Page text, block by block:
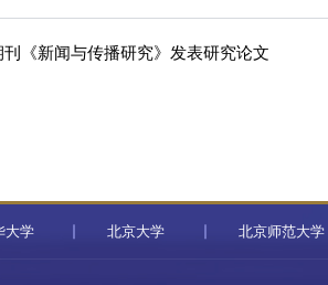
《新闻与传播研究》发表研究论文
大学 北京大学 北京师范大学